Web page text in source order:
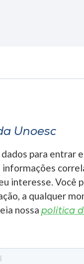
Unoesc
para entrar
informações
interesse. Você
a qualquer
nossa política